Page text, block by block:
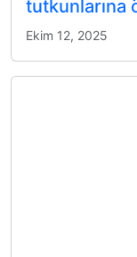
tutkunlarına
Ekim 12, 2025